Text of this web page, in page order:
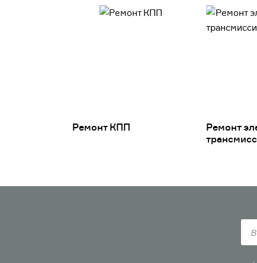
Ремонт КПП
Ремонт